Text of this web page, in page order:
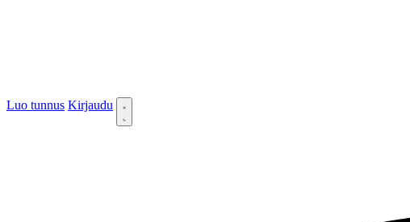
Luo tunnus Kirjaudu